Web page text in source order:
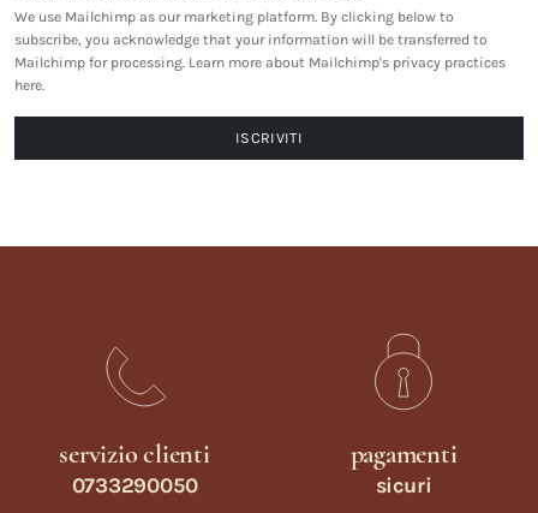
We use Mailchimp as our marketing platform. By clicking below to
subscribe, you acknowledge that your information will be transferred to
Mailchimp for processing. Learn more about Mailchimp's privacy practices
here.
servizio clienti
0733290050
pagamenti
sicuri